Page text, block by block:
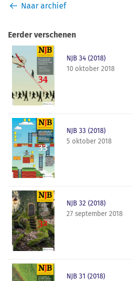
Naar archief
Eerder verschenen
NJB 34 (2018)
10 oktober 2018
NJB 33 (2018)
5 oktober 2018
NJB 32 (2018)
27 september 2018
NJB 31 (2018)